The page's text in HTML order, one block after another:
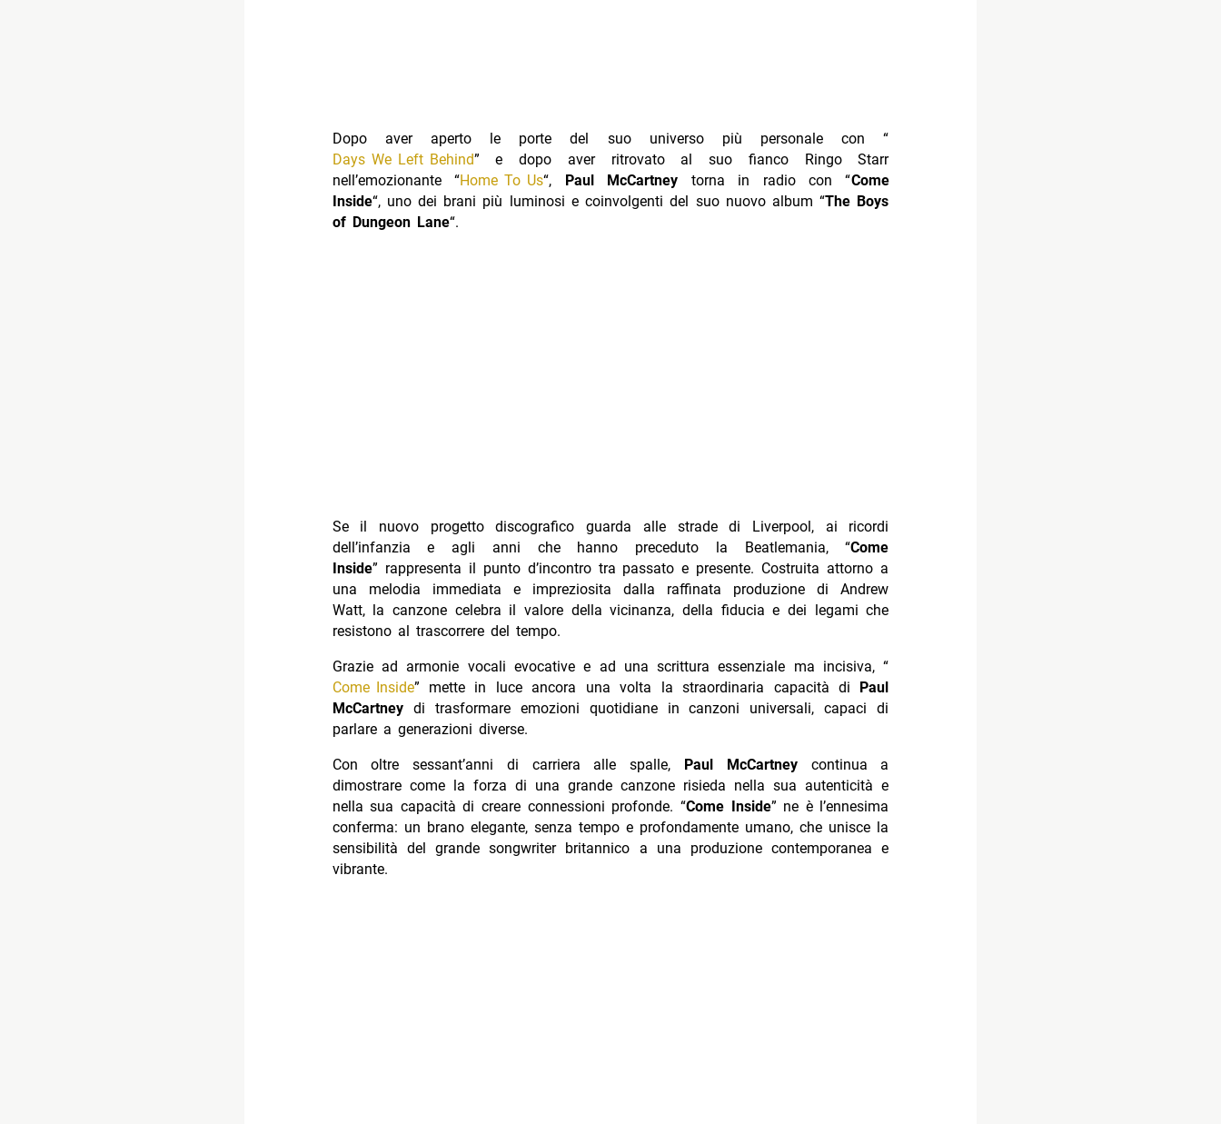
Dopo aver aperto le porte del suo universo più personale con “
Days We Left Behind” e dopo aver ritrovato al suo fianco Ringo Starr
nell’emozionante “Home To Us“, Paul McCartney torna in radio con “Come
Inside“, uno dei brani più luminosi e coinvolgenti del suo nuovo album “The Boys
of Dungeon Lane“.
Se il nuovo progetto discografico guarda alle strade di Liverpool, ai ricordi
dell’infanzia e agli anni che hanno preceduto la Beatlemania, “Come
Inside” rappresenta il punto d’incontro tra passato e presente. Costruita attorno a
una melodia immediata e impreziosita dalla raffinata produzione di Andrew
Watt, la canzone celebra il valore della vicinanza, della fiducia e dei legami che
resistono al trascorrere del tempo.
Grazie ad armonie vocali evocative e ad una scrittura essenziale ma incisiva, “
Come Inside” mette in luce ancora una volta la straordinaria capacità di
Paul
McCartney di trasformare emozioni quotidiane in canzoni universali, capaci di
parlare a generazioni diverse.
Con oltre sessant’anni di carriera alle spalle, Paul McCartneycontinua a
dimostrare come la forza di una grande canzone risieda nella sua autenticità e
nella sua capacità di creare connessioni profonde. “Come Inside” ne è l’ennesima
conferma: un brano elegante, senza tempo e profondamente umano, che unisce la
sensibilità del grande songwriter britannico a una produzione contemporanea e
vibrante.